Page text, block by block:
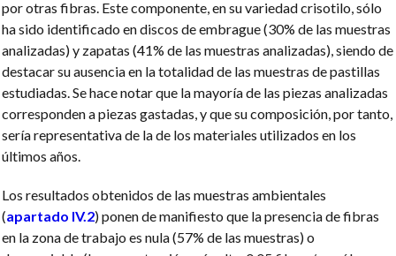
por otras fibras. Este componente, en su variedad crisotilo, sólo
ha sido identificado en discos de embrague (30% de las muestras
analizadas) y zapatas (41% de las muestras analizadas), siendo de
destacar su ausencia en la totalidad de las muestras de pastillas
estudiadas. Se hace notar que la mayoría de las piezas analizadas
corresponden a piezas gastadas, y que su composición, por tanto,
sería representativa de la de los materiales utilizados en los
últimos años.
Los resultados obtenidos de las muestras ambientales
(apartado IV.2) ponen de manifiesto que la presencia de fibras
en la zona de trabajo es nula (57% de las muestras) o